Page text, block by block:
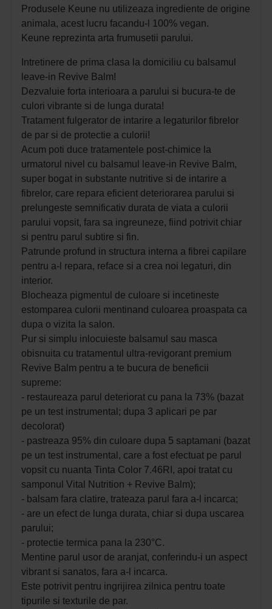
Produsele Keune nu utilizeaza ingrediente de origine
animala, acest lucru facandu-l 100% vegan.
Keune reprezinta arta frumusetii parului.
Intretinere de prima clasa la domiciliu cu balsamul
leave-in Revive Balm!
Dezvaluie forta interioara a parului si bucura-te de
culori vibrante si de lunga durata!
Tratament fulgerator de intarire a legaturilor fibrelor
de par si de protectie a culorii!
Acum poti duce tratamentele post-chimice la
urmatorul nivel cu balsamul leave-in Revive Balm,
super bogat in substante nutritive si de intarire a
fibrelor, care repara eficient deteriorarea parului si
prelungeste semnificativ durata de viata a culorii
parului vopsit, fara sa ingreuneze, fiind potrivit chiar
si pentru parul subtire si fin.
Patrunde profund in structura interna a fibrei capilare
pentru a-l repara, reface si a crea noi legaturi, din
interior.
Blocheaza pigmentul de culoare si incetineste
estomparea culorii mentinand culoarea proaspata ca
dupa o vizita la salon.
Pur si simplu inlocuieste balsamul sau masca
obisnuita cu tratamentul ultra-revigorant premium
Revive Balm pentru a te bucura de beneficii
supreme:
- restaureaza parul deteriorat cu pana la 73% (bazat
pe un test instrumental; dupa 3 aplicari pe par
decolorat)
- pastreaza 95% din culoare dupa 5 saptamani (bazat
pe un test instrumental, care a fost efectuat pe parul
vopsit cu nuanta Tinta Color 7.46RI, apoi tratat cu
samponul Vital Nutrition + Revive Balm);
- balsam fara clatire, trateaza parul fara a-l incarca;
- are un efect de lunga durata, chiar si dupa uscarea
parului;
- protectie termica pana la 230°C.
Mentine parul usor de aranjat, conferindu-i un aspect
vibrant si sanatos, fara a-l incarca.
Este potrivit pentru ingrijirea zilnica pentru toate
tipurile si texturile de par.